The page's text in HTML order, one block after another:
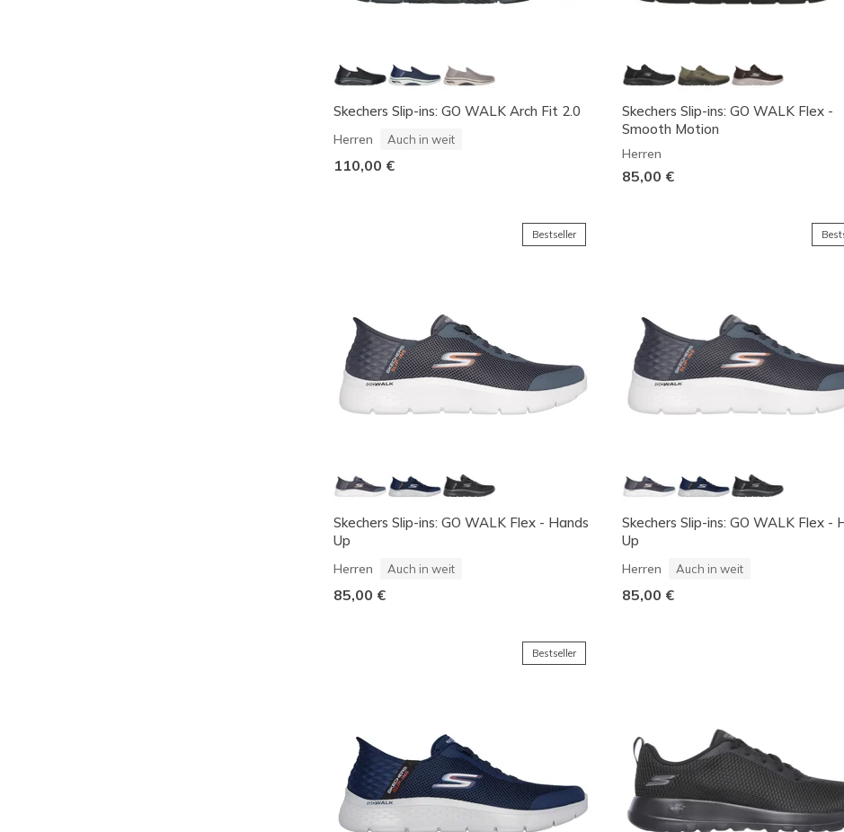
Skechers Slip-ins: GO WALK Arch Fit 2.0
Herren Auch in weit
110,00 €
Skechers Slip-ins: GO WALK Flex -
Smooth Motion
Herren
85,00 €
Bestseller
Skechers Slip-ins: GO WALK Flex - Hands
Up
Herren Auch in weit
85,00 €
Skechers Slip-ins: GO WALK Flex -
Up
Herren Auch in weit
85,00 €
Bestseller